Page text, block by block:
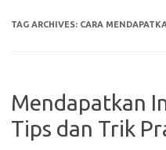
TAG ARCHIVES: CARA
Mendapatkan
Tips dan Trik